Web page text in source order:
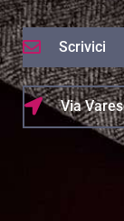
Scrivici
Via